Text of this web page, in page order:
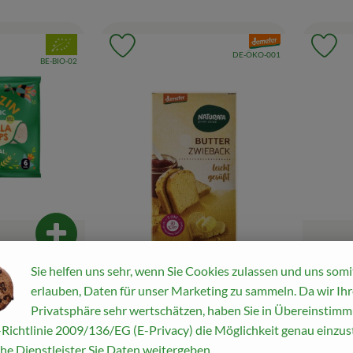
6 Stck.
/ 1kg
Produkt zum Warenkorb hinzufügen
, Verband:
, Kontrollstelle:
BE-BIO-02
hinzufügen
Produkt zum
, Verband:
, Kontrollstelle:
DE-ÖKO-001
Produkt zu Favouriten hinzufügen
, Preis:
2,79
Dinkel
Sie helfen uns sehr, wenn Sie Cookies zulassen und uns
erlauben, Daten für unser Marketing zu sammeln. Da wir
Privatsphäre sehr wertschätzen, haben Sie in
2009/136/EG (E-Privacy) die Möglichkeit genau
Dienstleister Sie Daten weitergeben.